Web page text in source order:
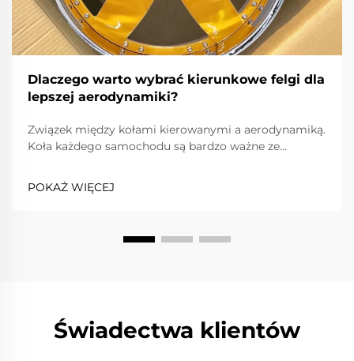
Dlaczego warto wybrać kierunkowe felgi dla
lepszej aerodynamiki?
Związek między kołami kierowanymi a aerodynamiką.
Koła każdego samochodu są bardzo ważne ze
kierowane stanowią tutaj wyjątek; zazwyczaj
poprawiają wydajność gr...
POKAŻ WIĘCEJ
Świadectwa klientów